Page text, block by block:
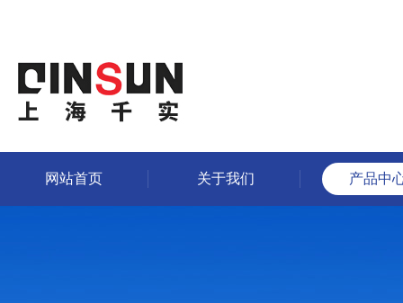
网站首页 关于我们 产品中